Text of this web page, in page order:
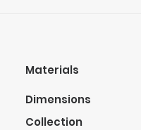
Materials
Dimensions
Collection